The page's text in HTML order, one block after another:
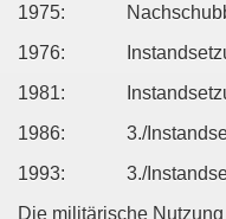
1975:
1976:
1981:
1986: 3./
1993: 3./
Die militärische